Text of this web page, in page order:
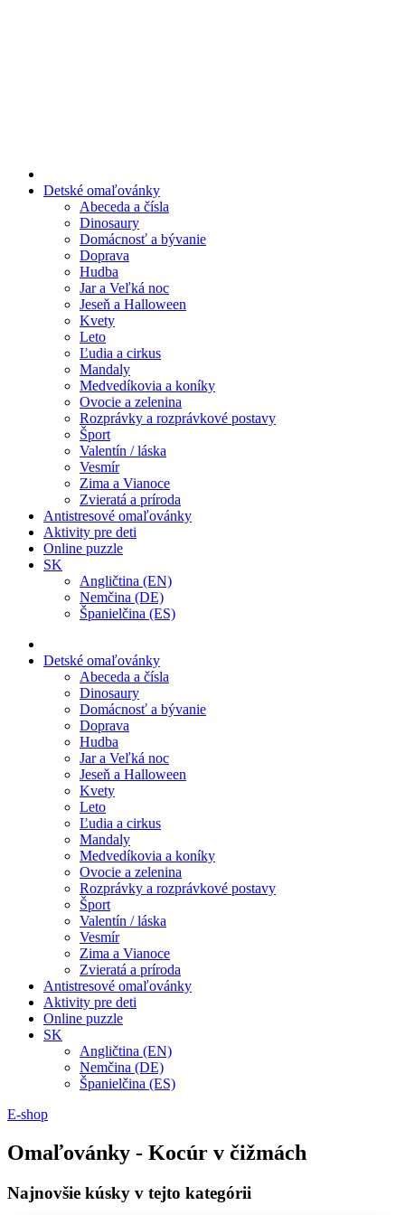
Detské omaľovánky
Abeceda a čísla
Dinosaury
Domácnosť a bývanie
Doprava
Hudba
Jar a Veľká noc
Jeseň a Halloween
Kvety
Leto
Ľudia a cirkus
Mandaly
Medvedíkovia a koníky
Ovocie a zelenina
Rozprávky a rozprávkové postavy
Šport
Valentín / láska
Vesmír
Zima a Vianoce
Zvieratá a príroda
Antistresové omaľovánky
Aktivity pre deti
Online puzzle
SK
Angličtina (EN)
Nemčina (DE)
Španielčina (ES)
Detské omaľovánky
Abeceda a čísla
Dinosaury
Domácnosť a bývanie
Doprava
Hudba
Jar a Veľká noc
Jeseň a Halloween
Kvety
Leto
Ľudia a cirkus
Mandaly
Medvedíkovia a koníky
Ovocie a zelenina
Rozprávky a rozprávkové postavy
Šport
Valentín / láska
Vesmír
Zima a Vianoce
Zvieratá a príroda
Antistresové omaľovánky
Aktivity pre deti
Online puzzle
SK
Angličtina (EN)
Nemčina (DE)
Španielčina (ES)
E-shop
Omaľovánky - Kocúr v čižmách
Najnovšie kúsky v tejto kategórii